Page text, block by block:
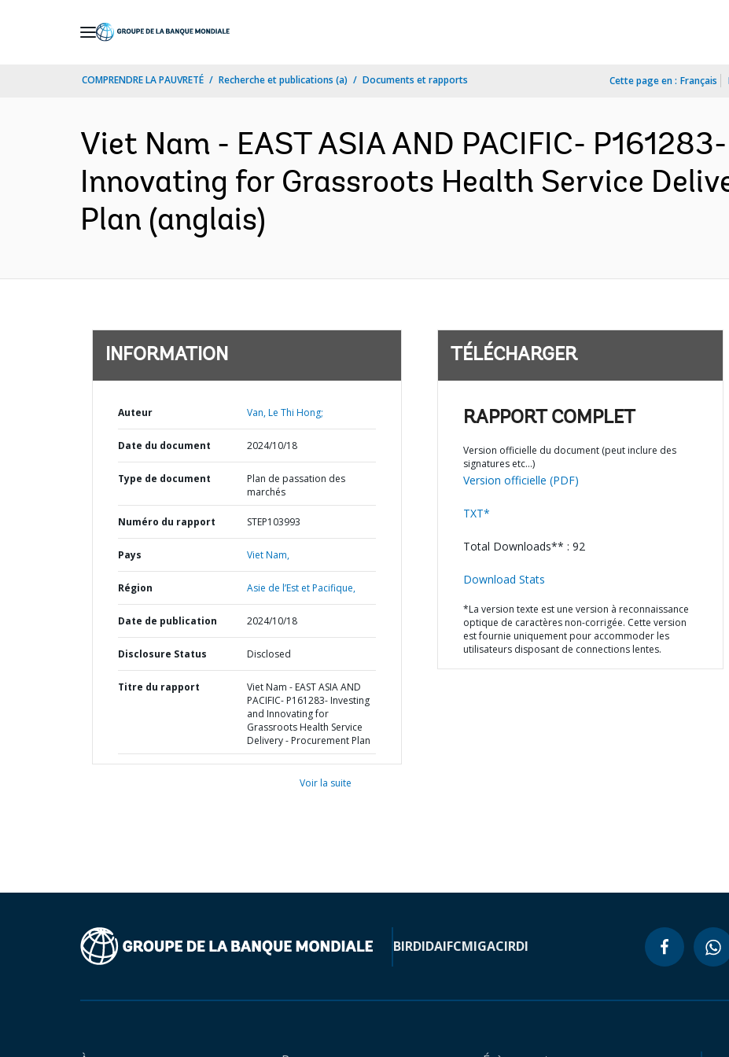
COMPRENDRE LA PAUVRETÉ Recherche et publications (a) Documents et rapports Cette page en : Français
Viet Nam - EAST ASIA AND PACIFIC-
Innovating for Grassroots Health Service
Plan (anglais)
INFORMATION
Auteur Van, Le Thi Hong;
Date du document 2024/10/18
Type de document
Plan de passation des
marchés
Numéro du rapport STEP103993
Pays Viet Nam,
Région Asie de l’Est et Pacifique,
Date de publication 2024/10/18
Disclosure Status Disclosed
Titre du rapport
Viet Nam - EAST ASIA AND
PACIFIC- P161283- Investing
and Innovating for
Grassroots Health Service
Delivery - Procurement Plan
Voir la suite
TÉLÉCHARGER
RAPPORT COMPLET
Version officielle du document (peut inclure des
signatures etc…)
Version officielle (PDF)
TXT*
Total Downloads** : 92
Download Stats
*La version texte est une version à reconnaissance
optique de caractères non-corrigée. Cette version
est fournie uniquement pour accommoder les
utilisateurs disposant de connections lentes.
BIRDIDAIFCMIGACIRDI